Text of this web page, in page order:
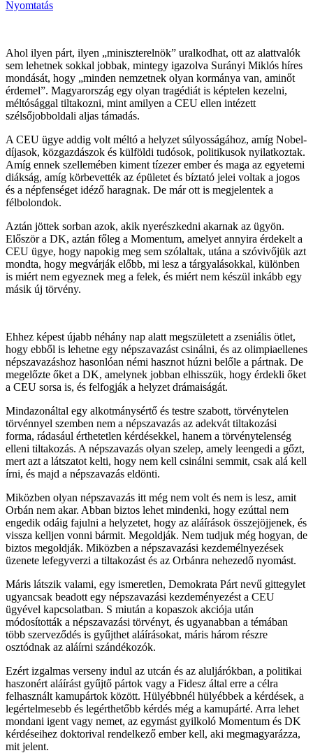
Nyomtatás
Ahol ilyen párt, ilyen „miniszterelnök” uralkodhat, ott az alattvalók
sem lehetnek sokkal jobbak, mintegy igazolva Surányi Miklós híres
mondását, hogy „minden nemzetnek olyan kormánya van, aminőt
érdemel”. Magyarország egy olyan tragédiát is képtelen kezelni,
méltósággal tiltakozni, mint amilyen a CEU ellen intézett
szélsőjobboldali aljas támadás.
A CEU ügye addig volt méltó a helyzet súlyosságához, amíg Nobel-
díjasok, közgazdászok és külföldi tudósok, politikusok nyilatkoztak.
Amíg ennek szellemében kiment tízezer ember és maga az egyetemi
diákság, amíg körbevették az épületet és bíztató jelei voltak a jogos
és a népfenséget idéző haragnak. De már ott is megjelentek a
félbolondok.
Aztán jöttek sorban azok, akik nyerészkedni akarnak az ügyön.
Először a DK, aztán főleg a Momentum, amelyet annyira érdekelt a
CEU ügye, hogy napokig meg sem szólaltak, utána a szóvivőjük azt
mondta, hogy megvárják előbb, mi lesz a tárgyalásokkal, különben
is miért nem egyeznek meg a felek, és miért nem készül inkább egy
másik új törvény.
Ehhez képest újabb néhány nap alatt megszületett a zseniális ötlet,
hogy ebből is lehetne egy népszavazást csinálni, és az olimpiaellenes
népszavazáshoz hasonlóan némi hasznot húzni belőle a pártnak. De
megelőzte őket a DK, amelynek jobban elhisszük, hogy érdekli őket
a CEU sorsa is, és felfogják a helyzet drámaiságát.
Mindazonáltal egy alkotmánysértő és testre szabott, törvénytelen
törvénnyel szemben nem a népszavazás az adekvát tiltakozási
forma, rádasául érthetetlen kérdésekkel, hanem a törvénytelenség
elleni tiltakozás. A népszavazás olyan szelep, amely leengedi a gőzt,
mert azt a látszatot kelti, hogy nem kell csinálni semmit, csak alá kell
írni, és majd a népszavazás eldönti.
Miközben olyan népszavazás itt még nem volt és nem is lesz, amit
Orbán nem akar. Abban biztos lehet mindenki, hogy ezúttal nem
engedik odáig fajulni a helyzetet, hogy az aláírások összejöjjenek, és
vissza kelljen vonni bármit. Megoldják. Nem tudjuk még hogyan, de
biztos megoldják. Miközben a népszavazási kezdemélnyezések
üzenete lefegyverzi a tiltakozást és az Orbánra nehezedő nyomást.
Máris látszik valami, egy ismeretlen, Demokrata Párt nevű gittegylet
ugyancsak beadott egy népszavazási kezdeményezést a CEU
ügyével kapcsolatban. S miután a kopaszok akciója után
módosították a népszavazási törvényt, és ugyanabban a témában
több szerveződés is gyűjthet aláírásokat, máris három részre
osztódnak az aláírni szándékozók.
Ezért izgalmas verseny indul az utcán és az aluljárókban, a politikai
haszonért aláírást gyűjtő pártok vagy a Fidesz által erre a célra
felhasznált kamupártok között. Hülyébbnél hülyébbek a kérdések, a
legértelmesebb és legérthetőbb kérdés még a kamupárté. Arra lehet
mondani igent vagy nemet, az egymást gyilkoló Momentum és DK
kérdéseihez doktorival rendelkező ember kell, aki megmagyarázza,
mit jelent.